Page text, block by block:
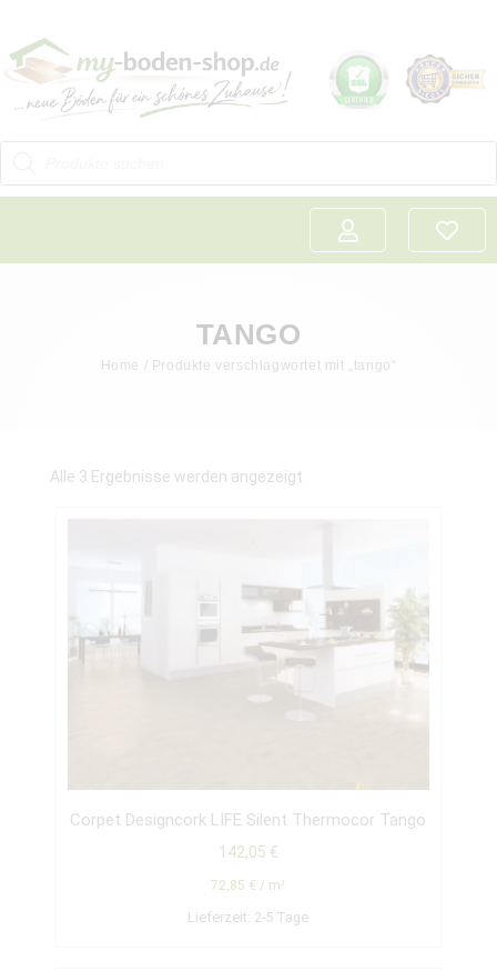
TANGO
Home / Produkte verschlagwortet mit „tango“
Alle 3 Ergebnisse werden angezeigt
Corpet Designcork LIFE Silent Thermocor Tango
142,05 €
72,85 € / m²
Lieferzeit: 2-5 Tage